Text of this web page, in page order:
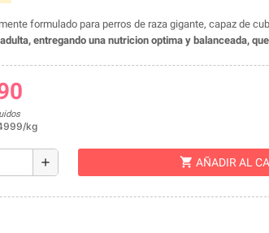
formulado para perros de raza gigante, capaz de
entregando una nutricion optima y balanceada,
kg
add shopping_cart AÑADIR AL